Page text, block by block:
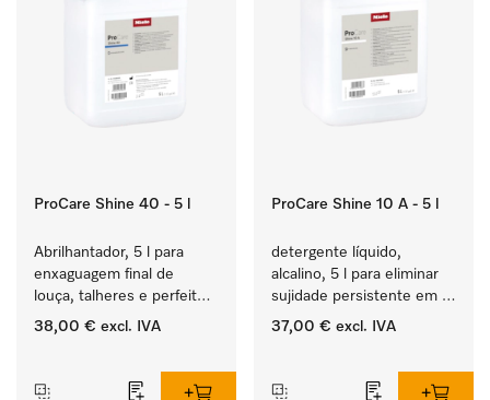
ProCare Shine 40 - 5 l
Abrilhantador, 5 l para
enxaguagem final de
louça, talheres e perfeito
para copos.
38,00 € excl. IVA
ProCare Shine 10 A - 5 l
detergente líquido,
alcalino, 5 l para eliminar
sujidade persistente em
louça, talheres e copos.
37,00 € excl. IVA